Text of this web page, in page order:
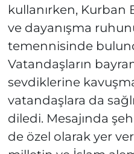
kullanırken, Kurban
ve dayanışma
temennisinde
Vatandaşların
sevdiklerine
vatandaşlara da
diledi. Mesajında
de özel olarak yer